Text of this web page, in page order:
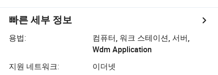
용
빠른 세부 정보
용법:
컴퓨터, 워크 스테이션, 서버,
Wdm Application
지원 네트워크:
이더넷